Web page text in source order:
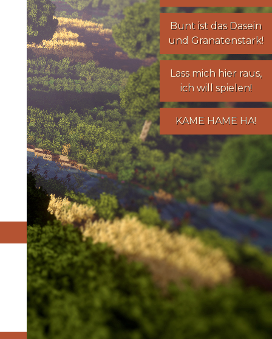
Bunt ist das Dasein
und Granatenstark!
Lass mich hier raus,
ich will spielen!
KAME HAME HA!